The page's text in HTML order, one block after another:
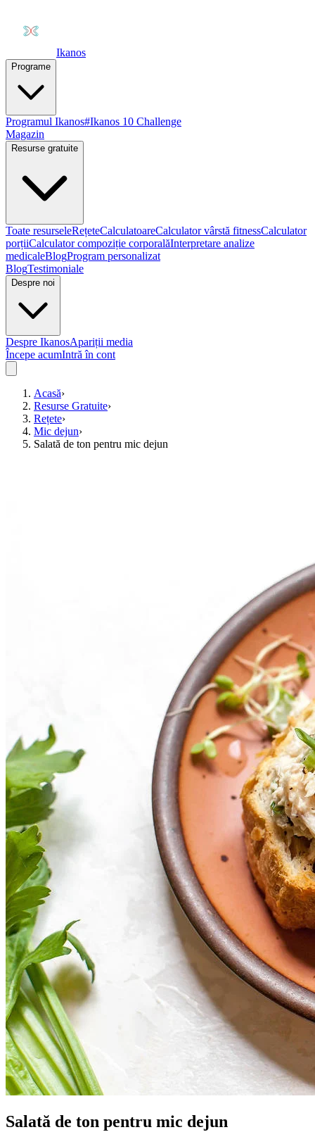
Ikanos
Programe
Programul Ikanos#Ikanos 10 Challenge
Magazin
Resurse gratuite
Toate resurseleRețeteCalculatoareCalculator vârstă fitnessCalculator
porțiiCalculator compoziție corporalăInterpretare analize
medicaleBlogProgram personalizat
BlogTestimoniale
Despre noi
Despre IkanosApariții media
Începe acumIntră în cont
Acasă›
Resurse Gratuite›
Rețete›
Mic dejun›
Salată de ton pentru mic dejun
Salată de ton pentru mic dejun